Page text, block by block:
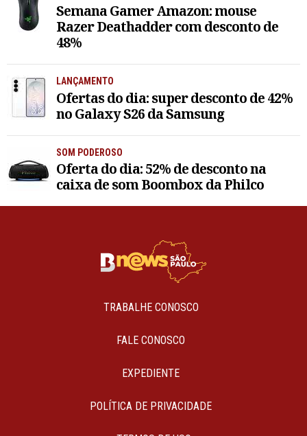
Semana Gamer Amazon: mouse
Razer Deathadder com desconto de
48%
LANÇAMENTO
Ofertas do dia: super desconto de 42%
no Galaxy S26 da Samsung
SOM PODEROSO
Oferta do dia: 52% de desconto na
caixa de som Boombox da Philco
TRABALHE CONOSCO
FALE CONOSCO
EXPEDIENTE
POLÍTICA DE PRIVACIDADE